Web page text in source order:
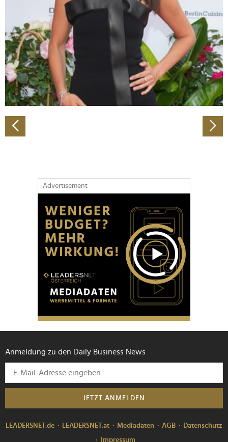
Wir verwenden Cookies, um Inhalte und Anzeigen zu
personalisieren, Funktionen für soziale Medien anbieten
zu können und die Zugriffe auf unsere Website zu
analysieren. Außerdem geben wir Informationen zu Ihrer
Verwendung unserer Website an unsere Partner für
soziale Medien, Werbung und Analysen weiter. Unsere
Partner führen diese Informationen möglicherweise mit
weiteren Daten zusammen, die Sie ihnen bereitgestellt
gesammelt haben.
Advertisement
Anmeldung zu den Daily Business News
JETZT ANMELDEN
LEADERSNET.de LEADERSNET.at Mediadaten AGB
Datenschutz
Impressum